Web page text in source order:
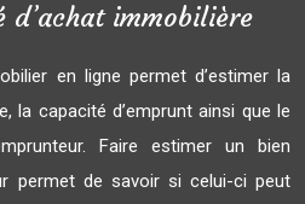
d’achat immobilière
en ligne permet d’estimer la
la capacité d’emprunt ainsi que le
Faire estimer un bien
permet de savoir si celui-ci peut